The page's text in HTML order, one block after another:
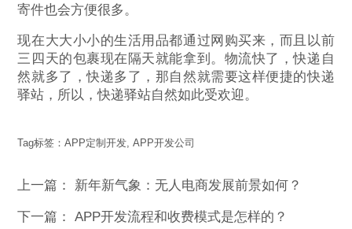
寄件也会方便很多。
现在大大小小的生活用品都通过网购买来，而且以前
三四天的包裹现在隔天就能拿到。物流快了，快递自
然就多了，快递多了，那自然就需要这样便捷的快递
驿站，所以，快递驿站自然如此受欢迎。
Tag标签：APP定制开发 ,APP开发公司
上一篇： 新年新气象：无人电商发展前景如何？
下一篇：APP开发流程和收费模式是怎样的？